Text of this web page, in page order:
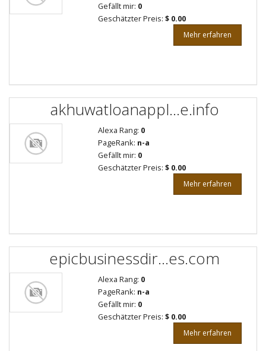
Gefällt mir: 0
Geschätzter Preis: $ 0.00
Mehr erfahren
akhuwatloanappl...e.info
Alexa Rang: 0
PageRank: n-a
Gefällt mir: 0
Geschätzter Preis: $ 0.00
Mehr erfahren
epicbusinessdir...es.com
Alexa Rang: 0
PageRank: n-a
Gefällt mir: 0
Geschätzter Preis: $ 0.00
Mehr erfahren